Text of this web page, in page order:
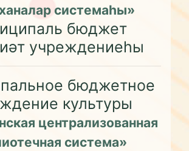
системаһы»
бюджет
учреждениеһы
бюджетное
культуры
централизованная
система»